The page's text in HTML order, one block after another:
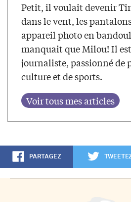
Petit, il voulait devenir
dans le vent, les
appareil photo en
manquait que Milou! Il
journaliste, passionné de
culture et de sports.
PARTAGEZ